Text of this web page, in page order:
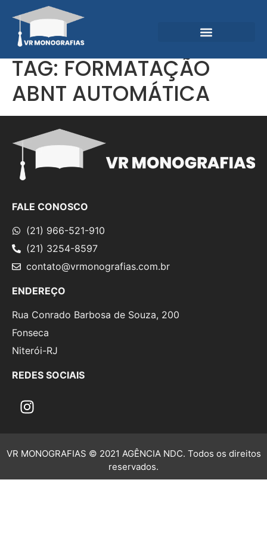
TAG:FORMATAÇÃO
ABNT AUTOMÁTICA
FALE CONOSCO
(21) 966-521-910
(21) 3254-8597
contato@vrmonografias.com.br
ENDEREÇO
Rua Conrado Barbosa de Souza, 200
Fonseca
Niterói-RJ
REDES SOCIAIS
VR MONOGRAFIAS © 2021 AGÊNCIA NDC. Todos os direitos
reservados.